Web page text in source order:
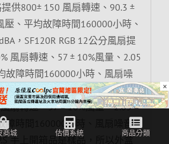
提供800± 150 風扇轉速、90.3 ±
壓、平均故障時間160000小時、
，SF120R RGB 12公分風扇提
風扇轉速、57 ± 10%風量、2.05
故障時間160000小時、風扇噪
SF120R ARGB 12公分風扇則提供
扇轉速、57 ± 10%風量、2.05 ±
障時間160000小時、風扇噪音
手上開箱品是樣品，所以外盒
×